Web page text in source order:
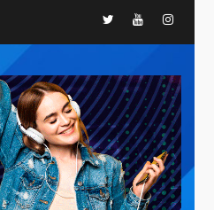
TwitterYoutube
financiamiento obras
post-sismos
LATINOAMÉRICA Y CARIBE
TITULARES
ÚLTIMA HORA
Atentado con drones
explosivos deja un
policía muerto